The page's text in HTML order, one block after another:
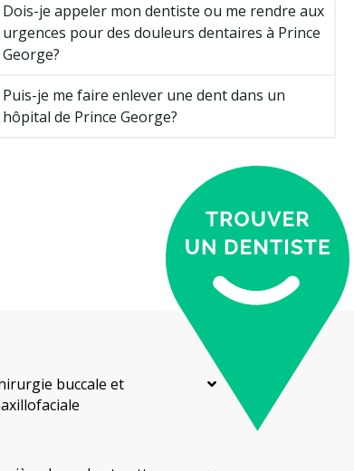
Dois-je appeler mon dentiste ou me rendre aux
urgences pour des douleurs dentaires à Prince
George?
Puis-je me faire enlever une dent dans un
hôpital de Prince George?
buccale et